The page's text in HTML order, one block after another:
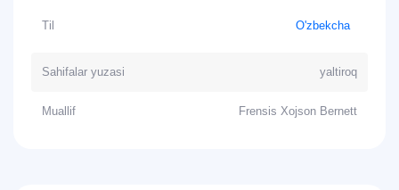
Til O'zbekcha
Sahifalar yuzasi yaltiroq
Muallif Frensis Xojson Bernett